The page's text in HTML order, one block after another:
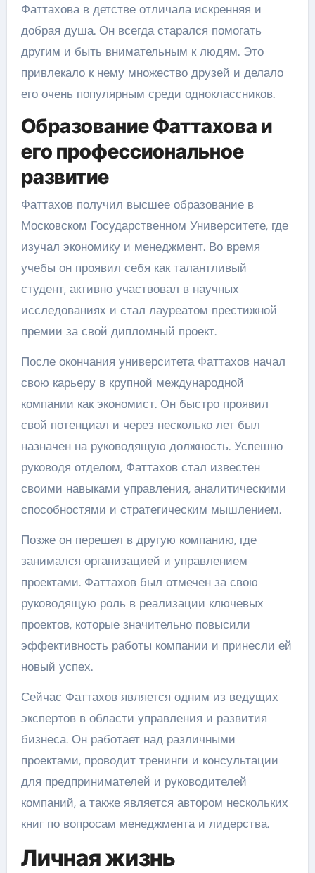
Фаттахова в детстве отличала искренняя и
добрая душа. Он всегда старался помогать
другим и быть внимательным к людям. Это
привлекало к нему множество друзей и делало
его очень популярным среди одноклассников.
Образование Фаттахова и
его профессиональное
развитие
Фаттахов получил высшее образование в
Московском Государственном Университете, где
изучал экономику и менеджмент. Во время
учебы он проявил себя как талантливый
студент, активно участвовал в научных
исследованиях и стал лауреатом престижной
премии за свой дипломный проект.
После окончания университета Фаттахов начал
свою карьеру в крупной международной
компании как экономист. Он быстро проявил
свой потенциал и через несколько лет был
назначен на руководящую должность. Успешно
руководя отделом, Фаттахов стал известен
своими навыками управления, аналитическими
способностями и стратегическим мышлением.
Позже он перешел в другую компанию, где
занимался организацией и управлением
проектами. Фаттахов был отмечен за свою
руководящую роль в реализации ключевых
проектов, которые значительно повысили
эффективность работы компании и принесли ей
новый успех.
Сейчас Фаттахов является одним из ведущих
экспертов в области управления и развития
бизнеса. Он работает над различными
проектами, проводит тренинги и консультации
для предпринимателей и руководителей
компаний, а также является автором нескольких
книг по вопросам менеджмента и лидерства.
Личная жизнь